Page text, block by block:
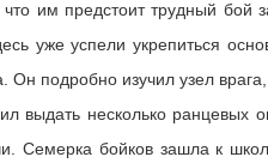
что им предстоит трудный
уже успели укрепиться
Он подробно изучил узел
выдать несколько ранцевых
Семерка бойков зашла к